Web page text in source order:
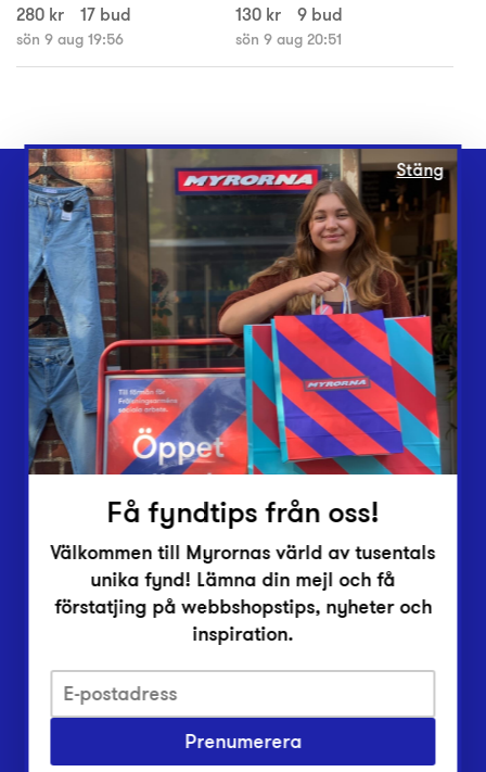
280 kr
17 bud
sön 9 aug 19:56
130 kr
9 bud
sön 9 aug 20:51
Webbshop
Butiker
Lämna in
Vårt överskott
Inlämningsplatser
Om Myrorna
Lediga jobb
Pressrum
Integritetsskyddspolicy
Har du frågor om onlineköp, leverans eller retur?
Stäng
Få fyndtips från oss!
Välkommen till Myrornas värld av tusentals
unika fynd! Lämna din mejl och få
förstatjing på webbshopstips, nyheter och
inspiration.
Prenumerera